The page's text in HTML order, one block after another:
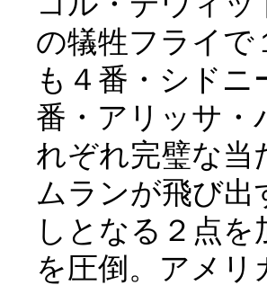
の犠牲フライで
も４番・シドニ
番・アリッサ・
れぞれ完璧な当
ムランが飛び出
しとなる２点
を圧倒。アメ